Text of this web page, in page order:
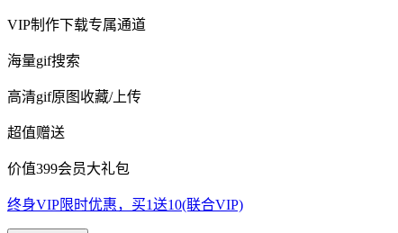
VIP制作下载专属通道
海量gif搜索
高清gif原图收藏/上传
超值赠送
价值399会员大礼包
终身VIP限时优惠，买1送10(联合VIP)